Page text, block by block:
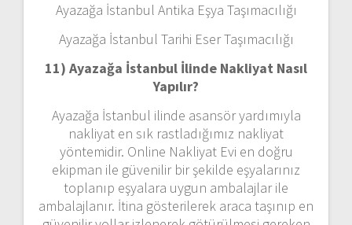
Ayazağa İstanbul Antika Eşya Taşımacılığı
Ayazağa İstanbul Tarihi Eser Taşımacılığı
11) Ayazağa İstanbul İlinde Nakliyat Nasıl
Yapılır?
Ayazağa İstanbul ilinde asansör yardımıyla
nakliyat en sık rastladığımız nakliyat
yöntemidir. Online Nakliyat Evi en doğru
ekipman ile güvenilir bir şekilde eşyalarınız
toplanıp eşyalara uygun ambalajlar ile
ambalajlanır. İtina gösterilerek araca taşınıp en